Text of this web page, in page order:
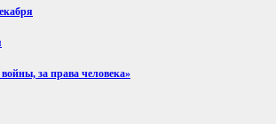
за права человека»